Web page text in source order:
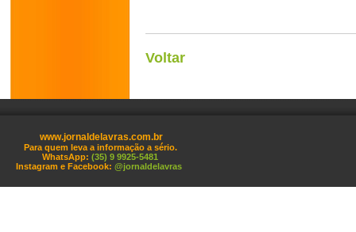
Voltar
www.jornaldelavras.com.br
Para quem leva a informação a sério.
WhatsApp: (35) 9 9925-5481
Instagram e Facebook: @jornaldelavras